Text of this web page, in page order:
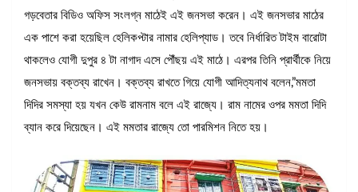
গড়বেতার বিডিও অফিস সংলগ্ন মাঠেই এই জনসভা করেন। এই জনসভার মাঠের
এক পাশে করা হয়েছিল হেলিকপ্টার নামার হেলিপ্যাড। তবে নির্ধারিত টাইম বারোটা
থাকলেও যোগী দুপুর ৪ টা নাগাদ এসে পৌঁছয় এই মাঠে। এরপর তিনি প্রার্থীকে নিয়ে
জনসভায় বক্তব্য রাখেন। বক্তব্য রাখতে গিয়ে যোগী আদিত্যনাথ বলেন,”মমতা
দিদির সমস্যা হয় যখন কেউ রামনাম বলে এই রাজ্যে। রাম নামের ওপর মমতা দিদি
ব্যান করে দিয়েছেন। এই মমতার রাজ্যে তো পারমিশন নিতে হয়।